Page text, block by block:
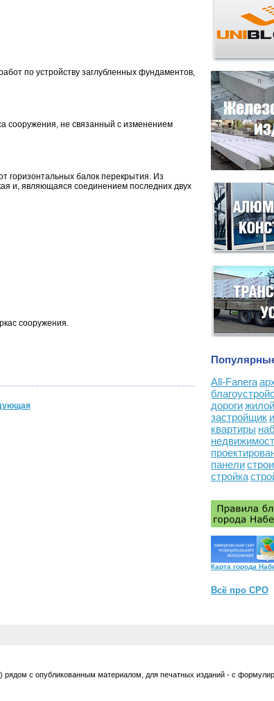
по устройству заглубленных фундаментов,
сооружения, не связанный с изменением
горизонтальных балок перекрытия. Из
и, являющаяся соединением последних двух
сооружения.
All-Fanera
дороги
застройщик
квартиры
панели
стройка
Карта города
Всё про СРО
) рядом с опубликованным материалом, для печатных изданий - с